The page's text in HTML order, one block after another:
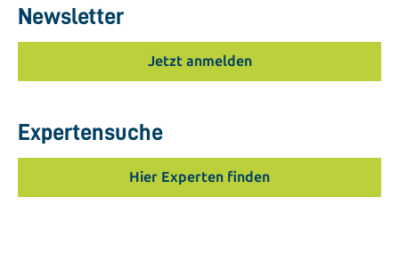
Newsletter
Jetzt anmelden
Expertensuche
Hier Experten finden